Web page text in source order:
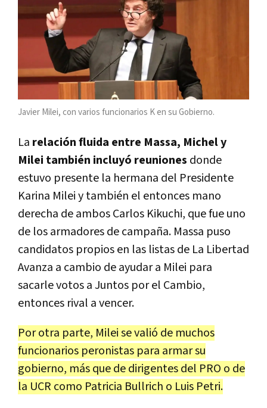
Javier Milei, con varios funcionarios K en su Gobierno.
La relación fluida entre Massa, Michel y
Milei también incluyó reuniones donde
estuvo presente la hermana del Presidente
Karina Milei y también el entonces mano
derecha de ambos Carlos Kikuchi, que fue uno
de los armadores de campaña. Massa puso
candidatos propios en las listas de La Libertad
Avanza a cambio de ayudar a Milei para
sacarle votos a Juntos por el Cambio,
entonces rival a vencer.
Por otra parte, Milei se valió de muchos
funcionarios peronistas para armar su
gobierno, más que de dirigentes del PRO o de
la UCR como Patricia Bullrich o Luis Petri.